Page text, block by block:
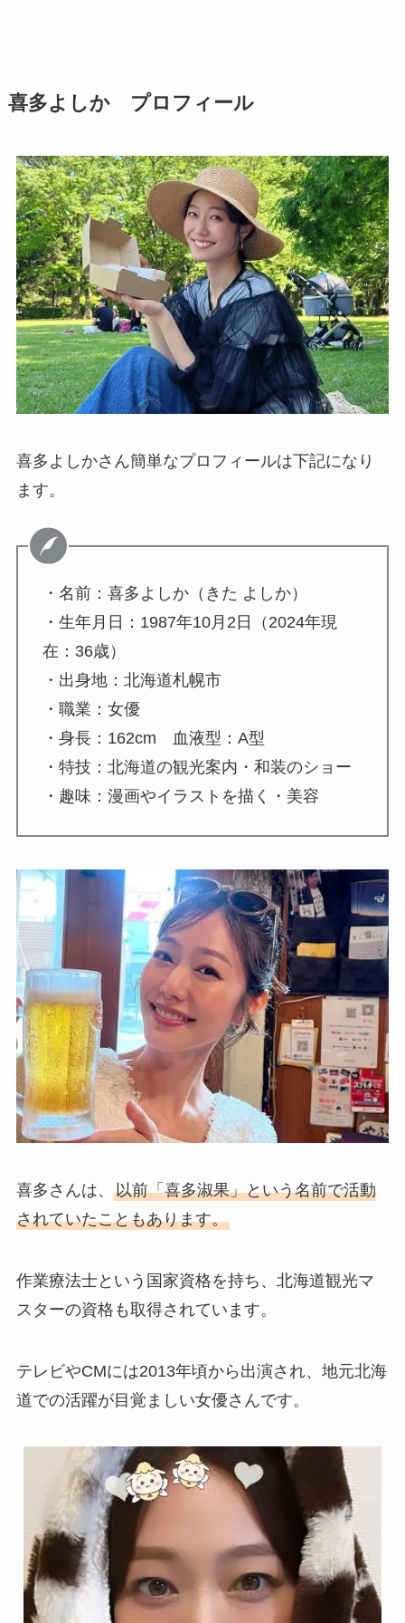
喜多よしか プロフィール
喜多よしかさん簡単なプロフィールは下記になり
ます。
・名前：喜多よしか（きた よしか）
・生年月日：1987年10月2日（2024年現
在：36歳）
・出身地：北海道札幌市
・職業：女優
・身長：162cm 血液型：A型
・特技：北海道の観光案内・和装のショー
・趣味：漫画やイラストを描く・美容
喜多さんは、 以前「喜多淑果」という名前で活動
されていたこともあります。
作業療法士という国家資格を持ち、北海道観光マ
スターの資格も取得されています。
テレビやCMには2013年頃から出演され、地元北海
道での活躍が目覚ましい女優さんです。